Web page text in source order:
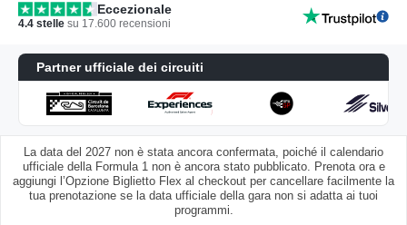
Eccezionale
4.4 stelle su 17.600 recensioni
Partner ufficiale dei circuiti
La data del 2027 non è stata ancora confermata, poiché il calendario
ufficiale della Formula 1 non è ancora stato pubblicato. Prenota ora e
aggiungi l’Opzione Biglietto Flex al checkout per cancellare facilmente la
tua prenotazione se la data ufficiale della gara non si adatta ai tuoi
programmi.